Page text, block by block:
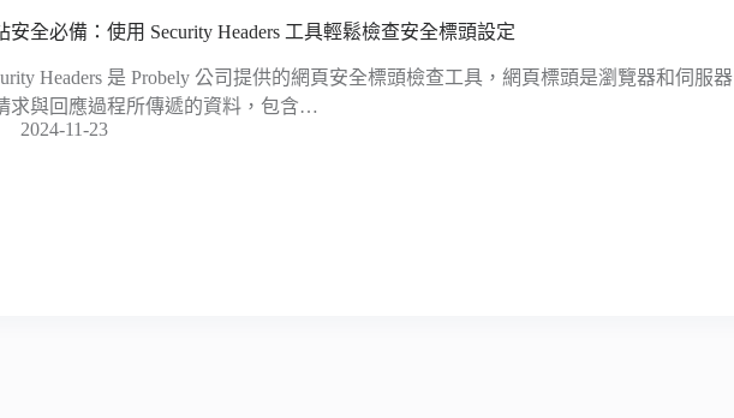
安全必備：使用 Security Headers 工具輕鬆檢查安全標頭設定
Headers 是 Probely 公司提供的網頁安全標頭檢查工具，網頁標頭是瀏覽器和伺服器
求與回應過程所傳遞的資料，包含…
2024-11-23